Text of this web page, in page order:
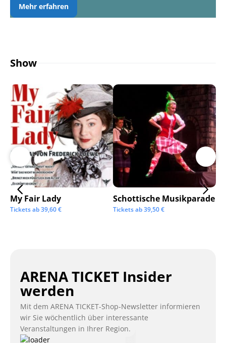
Mehr erfahren
Show
My Fair Lady
Tickets ab39,60€
Schottische Musikparade
Tickets ab39,50€
ARENA TICKET Insider
werden
Mit dem ARENA TICKET-Shop-Newsletter informieren
wir Sie wöchentlich über interessante
Veranstaltungen in Ihrer Region.